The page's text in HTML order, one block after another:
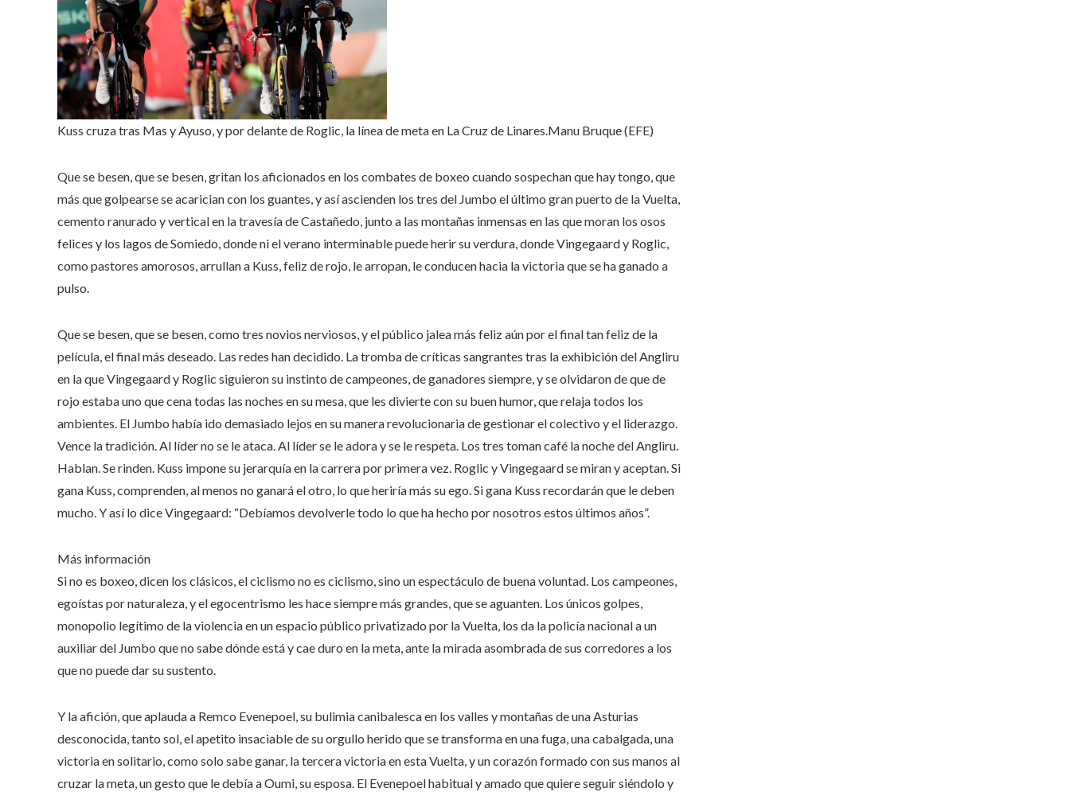
Kuss cruza tras Mas y Ayuso, y por delante de Roglic, la línea de meta en La Cruz de Linares.Manu Bruque (EFE)
Que se besen, que se besen, gritan los aficionados en los combates de boxeo cuando sospechan que hay tongo, que
más que golpearse se acarician con los guantes, y así ascienden los tres del Jumbo el último gran puerto de la Vuelta,
cemento ranurado y vertical en la travesía de Castañedo, junto a las montañas inmensas en las que moran los osos
felices y los lagos de Somiedo, donde ni el verano interminable puede herir su verdura, donde Vingegaard y Roglic,
como pastores amorosos, arrullan a Kuss, feliz de rojo, le arropan, le conducen hacia la victoria que se ha ganado a
pulso.
Que se besen, que se besen, como tres novios nerviosos, y el público jalea más feliz aún por el final tan feliz de la
película, el final más deseado. Las redes han decidido. La tromba de críticas sangrantes tras la exhibición del Angliru
en la que Vingegaard y Roglic siguieron su instinto de campeones, de ganadores siempre, y se olvidaron de que de
rojo estaba uno que cena todas las noches en su mesa, que les divierte con su buen humor, que relaja todos los
ambientes. El Jumbo había ido demasiado lejos en su manera revolucionaria de gestionar el colectivo y el liderazgo.
Vence la tradición. Al líder no se le ataca. Al líder se le adora y se le respeta. Los tres toman café la noche del Angliru.
Hablan. Se rinden. Kuss impone su jerarquía en la carrera por primera vez. Roglic y Vingegaard se miran y aceptan. Si
gana Kuss, comprenden, al menos no ganará el otro, lo que heriría más su ego. Si gana Kuss recordarán que le deben
mucho. Y así lo dice Vingegaard: “Debíamos devolverle todo lo que ha hecho por nosotros estos últimos años”.
Más información
Si no es boxeo, dicen los clásicos, el ciclismo no es ciclismo, sino un espectáculo de buena voluntad. Los campeones,
egoístas por naturaleza, y el egocentrismo les hace siempre más grandes, que se aguanten. Los únicos golpes,
monopolio legítimo de la violencia en un espacio público privatizado por la Vuelta, los da la policía nacional a un
auxiliar del Jumbo que no sabe dónde está y cae duro en la meta, ante la mirada asombrada de sus corredores a los
que no puede dar su sustento.
Y la afición, que aplauda a Remco Evenepoel, su bulimia canibalesca en los valles y montañas de una Asturias
desconocida, tanto sol, el apetito insaciable de su orgullo herido que se transforma en una fuga, una cabalgada, una
victoria en solitario, como solo sabe ganar, la tercera victoria en esta Vuelta, y un corazón formado con sus manos al
cruzar la meta, un gesto que le debía a Oumi, su esposa. El Evenepoel habitual y amado que quiere seguir siéndolo y